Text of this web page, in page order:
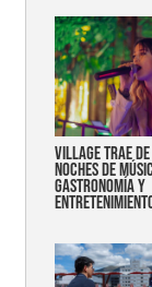
Village trae
noches de
gastronomía y